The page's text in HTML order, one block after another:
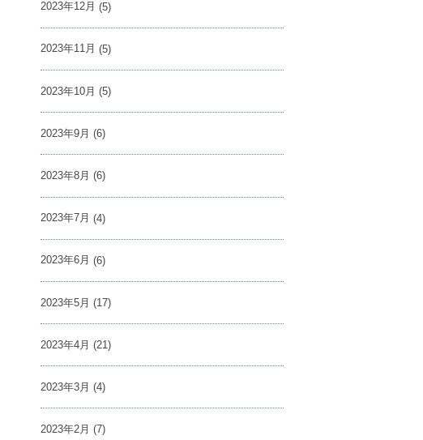
2023年12月 (5)
2023年11月 (5)
2023年10月 (5)
2023年9月 (6)
2023年8月 (6)
2023年7月 (4)
2023年6月 (6)
2023年5月 (17)
2023年4月 (21)
2023年3月 (4)
2023年2月 (7)